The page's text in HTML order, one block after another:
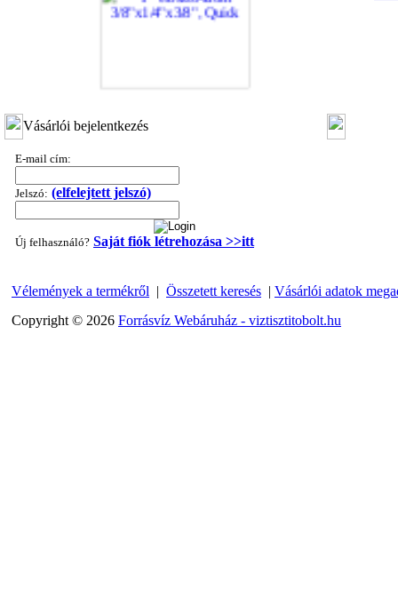
---------
"T" elosztó-idom 1/4"x3/8"x1/4", Quick
Vásárlói bejelentkezés
E-mail cím:
Jelszó: (elfelejtett jelszó)
Új felhasználó? Saját fiók létrehozása >>itt
Vélemények a termékről | Összetett keresés | Vásárlói adatok
Copyright © 2026 Forrásvíz Webáruház - viztisztitobolt.hu